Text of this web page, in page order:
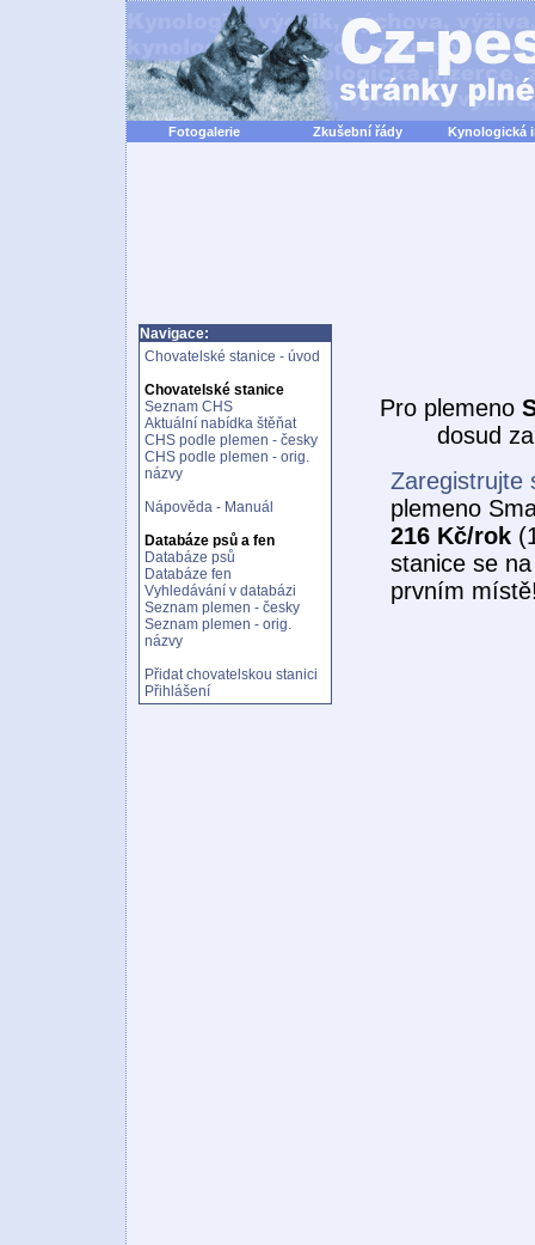
Fotogalerie Zkušební řády Kynologická
Navigace:
Chovatelské stanice - úvod
Chovatelské stanice
Seznam CHS
Aktuální nabídka štěňat
CHS podle plemen - česky
CHS podle plemen - orig.
názvy
Nápověda - Manuál
Databáze psů a fen
Databáze psů
Databáze fen
Vyhledávání v databázi
Seznam plemen - česky
Seznam plemen - orig.
názvy
Přidat chovatelskou stanici
Přihlášení
Pro plemeno
dosud
Zaregistrujte
plemeno
216 Kč/rok
stanice se
prvním